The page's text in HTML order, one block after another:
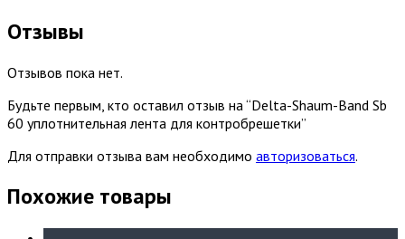
Отзывы
Отзывов пока нет.
Будьте первым, кто оставил отзыв на “Delta-Shaum-Band Sb
60 уплотнительная лента для контробрешетки”
Для отправки отзыва вам необходимо авторизоваться.
Похожие товары